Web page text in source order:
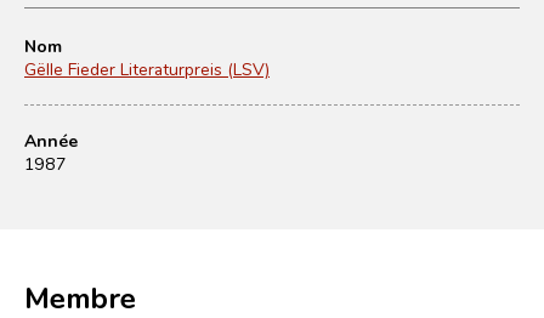
Nom
Gëlle Fieder Literaturpreis (LSV)
Année
1987
Membre